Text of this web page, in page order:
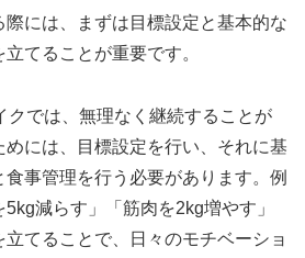
には、まずは目標設定と基本的な
てることが重要です。
クでは、無理なく継続することが
めには、目標設定を行い、それに基
事管理を行う必要があります。例
減らす」「筋肉を2kg増やす」
てることで、日々のモチベーショ